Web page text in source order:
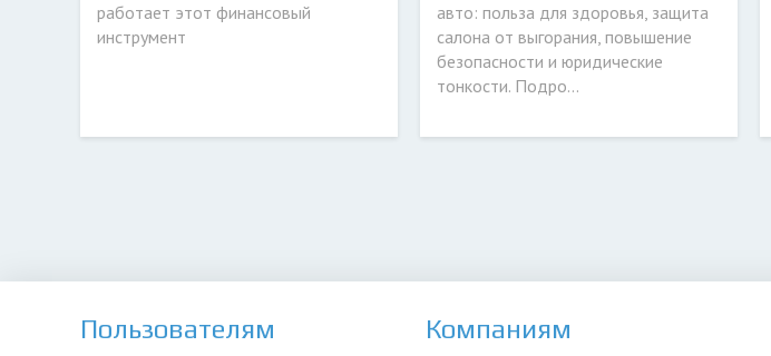
работает этот финансовый
инструмент
авто: польза для здоровья, защита
салона от выгорания, повышение
безопасности и юридические
тонкости. Подро...
Пользователям Компаниям